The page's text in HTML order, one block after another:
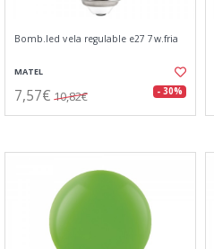
Bomb.led vela regulable e27 7w.fria
MATEL
7,57€ 10,82€ - 30%